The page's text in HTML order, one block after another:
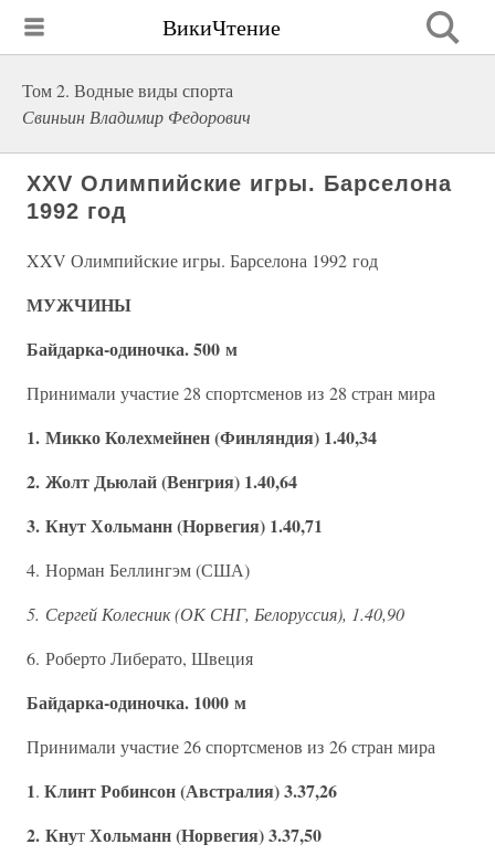
ВикиЧтение
Том 2. Водные виды спорта
Свиньин Владимир Федорович
XXV Олимпийские игры. Барселона
1992 год
XXV Олимпийские игры. Барселона 1992 год
МУЖЧИНЫ
Байдарка-одиночка. 500 м
Принимали участие 28 спортсменов из 28 стран мира
1. Микко Колехмейнен (Финляндия) 1.40,34
2. Жолт Дьюлай (Венгрия) 1.40,64
3. Кнут Хольманн (Норвегия) 1.40,71
4. Норман Беллингэм (США)
5. Сергей Колесник (ОК СНГ, Белоруссия), 1.40,90
6. Роберто Либерато, Швеция
Байдарка-одиночка. 1000 м
Принимали участие 26 спортсменов из 26 стран мира
1. Клинт Робинсон (Австралия) 3.37,26
2. КнутХольманн (Норвегия) 3.37,50